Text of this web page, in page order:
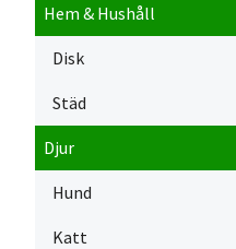
Hem & Hushåll
Disk
Städ
Djur
Hund
Katt